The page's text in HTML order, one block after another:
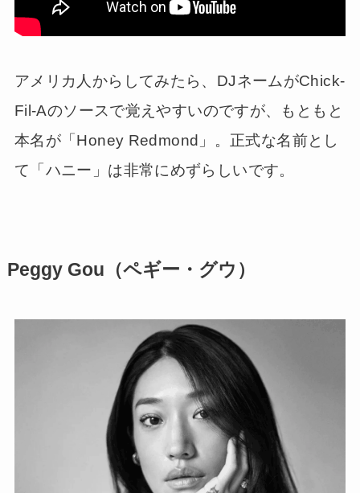
アメリカ人からしてみたら、DJネームがChick-
Fil-Aのソースで覚えやすいのですが、もともと
本名が「Honey Redmond」。正式な名前とし
て「ハニー」は非常にめずらしいです。
Peggy Gou（ペギー・グウ）